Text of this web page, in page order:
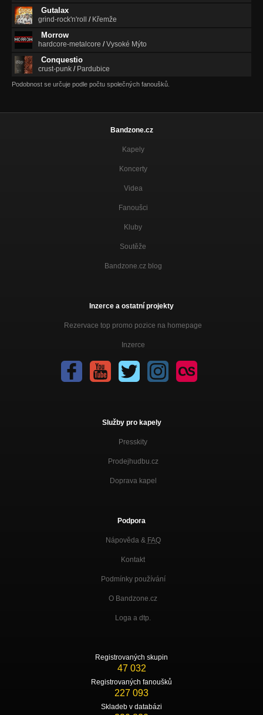
Gutalax
grind-rock'n'roll / Křemže
Morrow
hardcore-metalcore /Vysoké Mýto
Conquestio
crust-punk / Pardubice
Podobnost se určuje podle počtu společných fanoušků.
Bandzone.cz
Kapely
Koncerty
Videa
Fanoušci
Kluby
Soutěže
Bandzone.cz blog
Inzerce a ostatní projekty
Rezervace top promo pozice na homepage
Inzerce
Služby pro kapely
Presskity
Prodejhudbu.cz
Doprava kapel
Podpora
Nápověda & FAQ
Kontakt
Podmínky používání
O Bandzone.cz
Loga a dtp.
Registrovaných skupin
47 032
Registrovaných fanoušků
227 093
Skladeb v databázi